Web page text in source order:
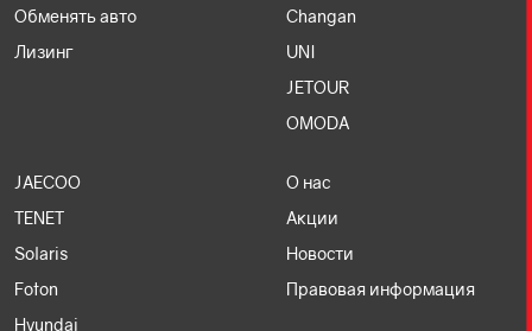
Обменять авто
Лизинг
Changan
UNI
JETOUR
OMODA
JAECOO
TENET
Solaris
Foton
Hyundai
О нас
Акции
Новости
Правовая информация